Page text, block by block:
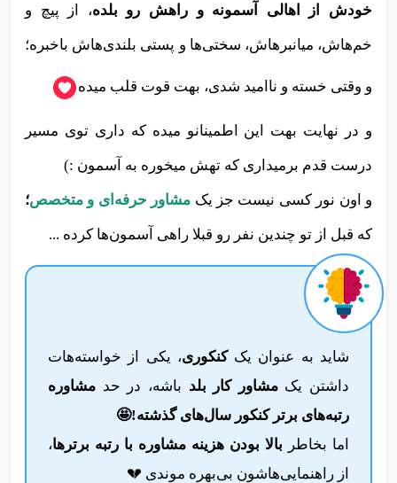
خودش از اهالی آسمونه و راهش رو بلده، از پیچ و
خم‌هاش، میانبرهاش، سختی‌ها و پستی بلندی‌هاش باخبره؛
و وقتی خسته و ناامید شدی، بهت قوت قلب میده
و در نهایت بهت این اطمینانو میده که داری توی مسیر
درست قدم برمیداری که تهش میخوره به آسمون :)
و اون نور کسی نیست جز یک مشاور حرفه‌ای و متخصص؛
که قبل از تو چندین نفر رو قبلا راهی آسمون‌ها کرده ...
شاید به عنوان یککنکوری، یکی از خواسته‌هات
داشتن یکمشاور کار بلد باشه، در حد مشاوره
رتبه‌های برتر کنکور سال‌های گذشته!🤩
اما بخاطر بالا بودن هزینه‌ مشاوره با رتبه برترها،
از راهنمایی‌هاشون بی‌بهره موندی 💔